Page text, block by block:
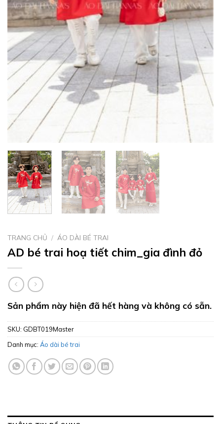
TRANG CHỦ / ÁO DÀI BÉ TRAI
AD bé trai hoạ tiết chim_gia đình đỏ
Sản phẩm này hiện đã hết hàng và không có sẵn.
SKU: GDBT019Master
Danh mục: Áo dài bé trai